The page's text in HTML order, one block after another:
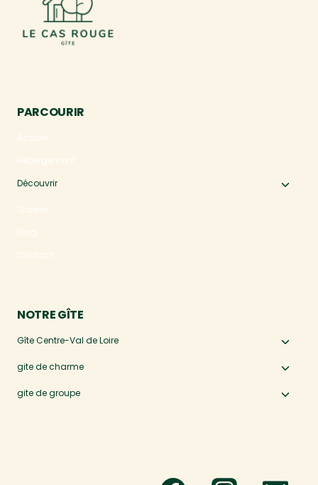
PARCOURIR
Accueil
Hébergement
Découvrir
Galerie
Blog
Contact
NOTRE GÎTE
Gîte Centre-Val de Loire
le
gite de charme
le
gite de groupe